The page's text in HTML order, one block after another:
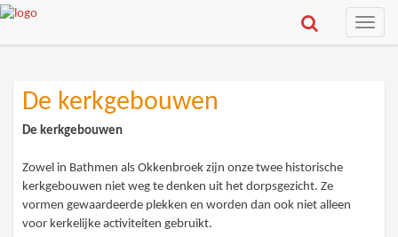
Toggle
De kerkgebouwen
De kerkgebouwen
Zowel in Bathmen als Okkenbroek zijn onze twee historische
kerkgebouwen niet weg te denken uit het dorpsgezicht. Ze
vormen gewaardeerde plekken en worden dan ook niet alleen
voor kerkelijke activiteiten gebruikt.